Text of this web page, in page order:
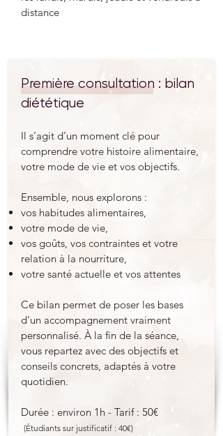
distance
Première consultation : bilan
diététique
Il s’agit d’un moment clé pour
comprendre votre histoire alimentaire,
votre mode de vie et vos objectifs.
Ensemble, nous explorons :
vos habitudes alimentaires,
votre mode de vie,
vos goûts, vos contraintes et votre
relation à la nourriture,
votre santé actuelle et vos attentes
Ce bilan permet de poser les bases
d’un accompagnement vraiment
personnalisé. À la fin de la séance,
vous repartez avec des objectifs et
conseils concrets, adaptés à votre
quotidien.
Durée : environ 1h - Tarif : 50€
(Étudiants sur justificatif : 40€)